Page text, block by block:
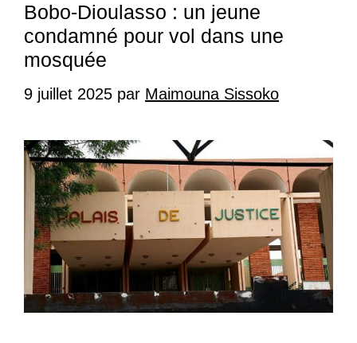
Bobo-Dioulasso : un jeune
condamné pour vol dans une
mosquée
9 juillet 2025 par Maimouna Sissoko